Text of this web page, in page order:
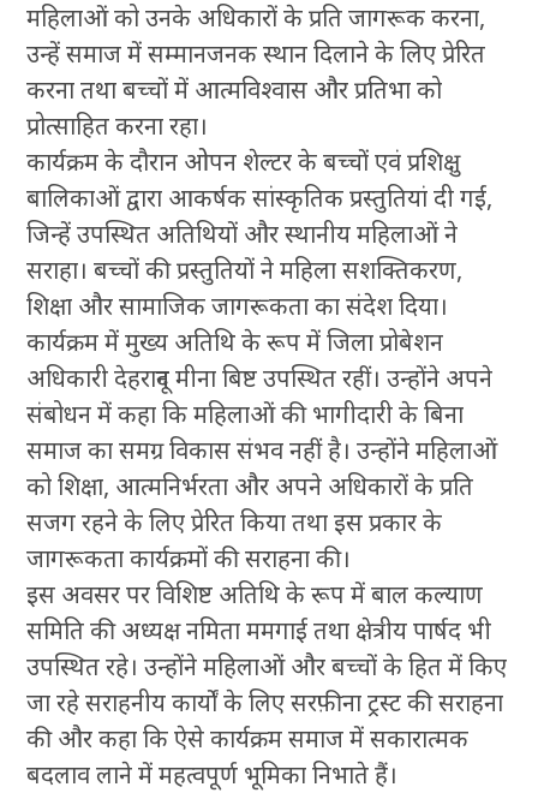
महिलाओं को उनके अधिकारों के प्रति जागरूक करना,
उन्हें समाज में सम्मानजनक स्थान दिलाने के लिए प्रेरित
करना तथा बच्चों में आत्मविश्वास और प्रतिभा को
प्रोत्साहित करना रहा।
कार्यक्रम के दौरान ओपन शेल्टर के बच्चों एवं प्रशिक्षु
बालिकाओं द्वारा आकर्षक सांस्कृतिक प्रस्तुतियां दी गईं,
जिन्हें उपस्थित अतिथियों और स्थानीय महिलाओं ने
सराहा। बच्चों की प्रस्तुतियों ने महिला सशक्तिकरण,
शिक्षा और सामाजिक जागरूकता का संदेश दिया।
कार्यक्रम में मुख्य अतिथि के रूप में जिला प्रोबेशन
अधिकारी देहरादून मीना बिष्ट उपस्थित रहीं। उन्होंने अपने
संबोधन में कहा कि महिलाओं की भागीदारी के बिना
समाज का समग्र विकास संभव नहीं है। उन्होंने महिलाओं
को शिक्षा, आत्मनिर्भरता और अपने अधिकारों के प्रति
सजग रहने के लिए प्रेरित किया तथा इस प्रकार के
जागरूकता कार्यक्रमों की सराहना की।
इस अवसर पर विशिष्ट अतिथि के रूप में बाल कल्याण
समिति की अध्यक्ष नमिता ममगाई तथा क्षेत्रीय पार्षद भी
उपस्थित रहे। उन्होंने महिलाओं और बच्चों के हित में किए
जा रहे सराहनीय कार्यों के लिए सरफ़ीना ट्रस्ट की सराहना
की और कहा कि ऐसे कार्यक्रम समाज में सकारात्मक
बदलाव लाने में महत्वपूर्ण भूमिका निभाते हैं।